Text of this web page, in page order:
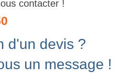
contacter !
d'un devis ?
un message !